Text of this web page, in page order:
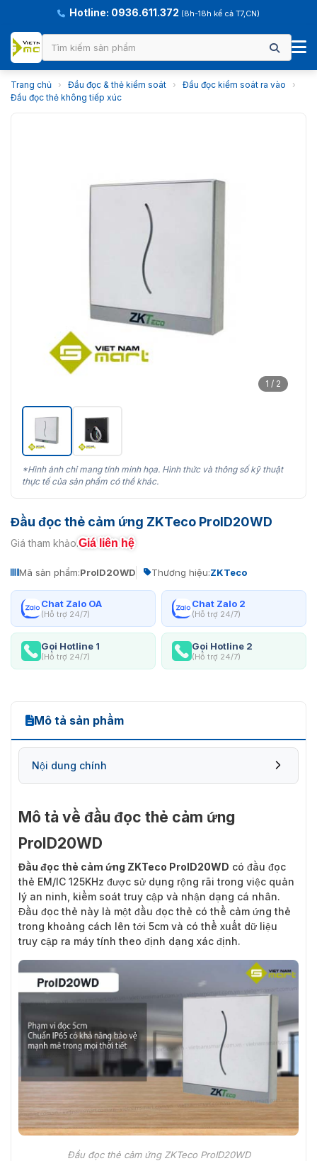
Hotline: 0936.611.372 (8h-18h kể cả T7,CN)
Trang chủ › Đầu đọc & thẻ kiểm soát › Đầu đọc kiểm soát ra vào
›
Đầu đọc thẻ không tiếp xúc
1 / 2
*Hình ảnh chỉ mang tính minh họa. Hình thức và thông số kỹ thuật
thực tế của sản phẩm có thể khác.
Đầu đọc thẻ cảm ứng ZKTeco ProID20WD
Giá tham khảo:Giá liên hệ
Mã sản phẩm:ProID20WD Thương hiệu:ZKTeco
Chat Zalo OA
(Hỗ trợ 24/7)
Chat Zalo 2
(Hỗ trợ 24/7)
Gọi Hotline 1
(Hỗ trợ 24/7)
Gọi Hotline 2
(Hỗ trợ 24/7)
Mô tả sản phẩm
Nội dung chính
Mô tả về đầu đọc thẻ cảm ứng
ProID20WD
Đầu đọc thẻ cảm ứng ZKTeco ProID20WD có đầu đọc
thẻ EM/IC 125KHz được sử dụng rộng rãi trong việc quản
lý an ninh, kiểm soát truy cập và nhận dạng cá nhân.
Đầu đọc thẻ này là một đầu đọc thẻ có thể cảm ứng thẻ
trong khoảng cách lên tới 5cm và có thể xuất dữ liệu
truy cập ra máy tính theo định dạng xác định.
Đầu đọc thẻ cảm ứng ZKTeco ProID20WD